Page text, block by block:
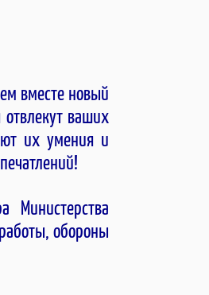
вместе новый
ваших
их умения и
Министерства
обороны